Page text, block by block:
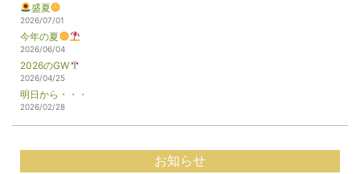
盛夏
2026/07/01
今年の夏
2026/06/04
2026のGW
2026/04/25
明日から・・・
2026/02/28
お知らせ